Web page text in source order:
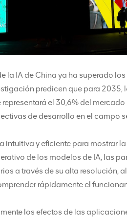
IA de China ya ha superado
predicen que para 2035,
el 30,6% del
de desarrollo en el campo
y eficiente para mostrar
de los modelos de IA, las
a través de su alta resolución,
rápidamente el
los efectos de las